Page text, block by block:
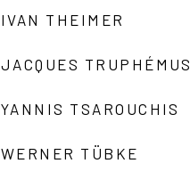
IVAN THEIMER
JACQUES TRUPHÉMUS
YANNIS TSAROUCHIS
WERNER TÜBKE